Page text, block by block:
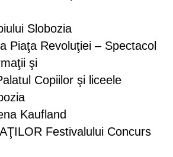
Slobozia
Piaţa Revoluţiei – Spectacol
şi
Copiilor şi liceele
Kaufland
Festivalului Concurs